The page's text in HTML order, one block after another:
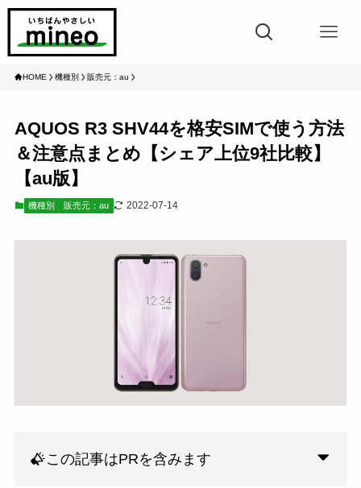
HOME 機種別 販売元：au
AQUOS R3 SHV44を格安SIMで使う方法
＆注意点まとめ【シェア上位9社比較】
【au版】
機種別 販売元：au 2022-07-14
この記事はPRを含みます